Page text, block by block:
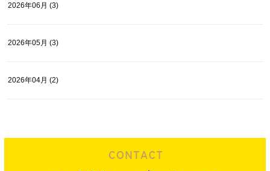
2026年06月 (3)
2026年05月 (3)
2026年04月 (2)